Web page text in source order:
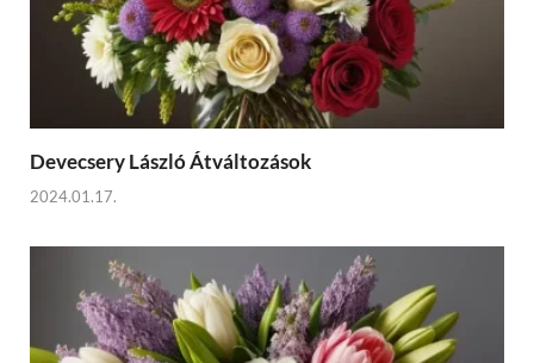
Devecsery László Átváltozások
2024.01.17.